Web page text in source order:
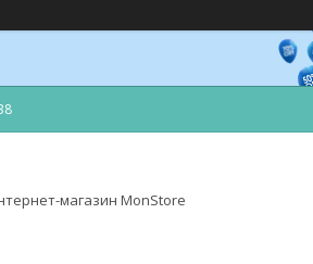
магазин MonStore